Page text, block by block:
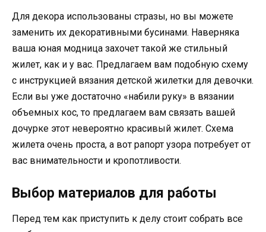
Для декора использованы стразы, но вы можете
заменить их декоративными бусинами. Наверняка
ваша юная модница захочет такой же стильный
жилет, как и у вас. Предлагаем вам подобную схему
с инструкцией вязания детской жилетки для девочки.
Если вы уже достаточно «набили руку» в вязании
объемных кос, то предлагаем вам связать вашей
дочурке этот невероятно красивый жилет. Схема
жилета очень проста, а вот рапорт узора потребует от
вас внимательности и кропотливости.
Выбор материалов для работы
Перед тем как приступить к делу стоит собрать все